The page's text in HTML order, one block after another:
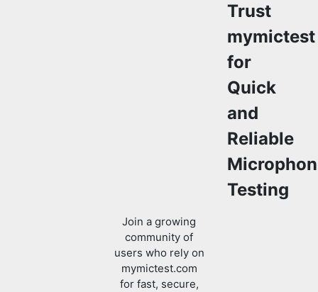
Trust
mymictest
for
Quick
and
Reliable
Testing
Join a growing
community of
users who rely on
mymictest.com
for fast, secure,